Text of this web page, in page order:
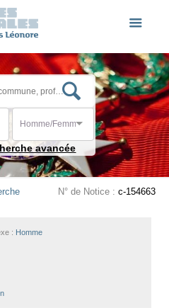
Homme/Femme
avancée
N° de Notice : c-154663
: Homme